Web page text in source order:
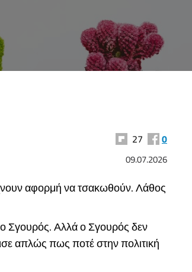
27 0
09.07.2026
αφορμή να τσακωθούν. Λάθος
ο Σγουρός. Αλλά ο Σγουρός δεν
απλώς πως ποτέ στην πολιτική